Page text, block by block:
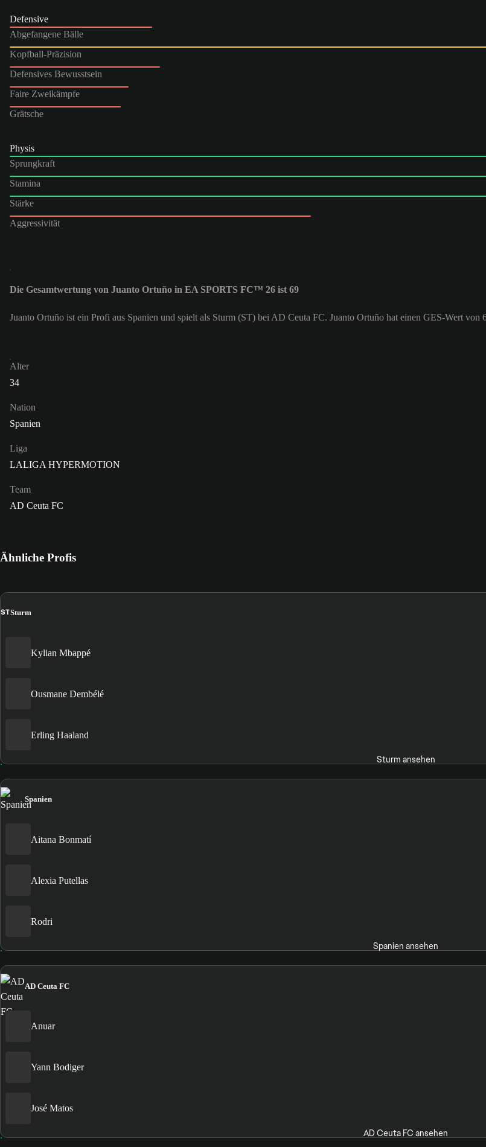
Defensive
Abgefangene Bälle
Kopfball-Präzision
Defensives Bewusstsein
Faire Zweikämpfe
Grätsche
Physis
Sprungkraft
Stamina
Stärke
Aggressivität
Die Gesamtwertung von Juanto Ortuño in EA SPORTS FC™ 26 ist 69
Juanto Ortuño ist ein Profi aus Spanien und spielt als Sturm (ST) bei AD Ceuta FC. Juanto Ortuño hat einen GES-Wert von
Alter
34
Nation
Spanien
Liga
LALIGA HYPERMOTION
Team
AD Ceuta FC
Ähnliche Profis
STSturm
Kylian Mbappé
Ousmane Dembélé
Erling Haaland
Sturm ansehen
Spanien
Aitana Bonmatí
Alexia Putellas
Rodri
Spanien ansehen
AD Ceuta FC
Anuar
Yann Bodiger
José Matos
AD Ceuta FC ansehen